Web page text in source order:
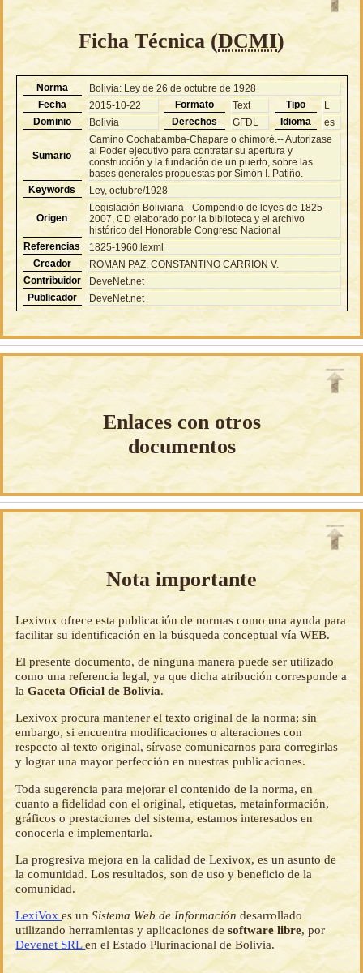
Ficha Técnica (DCMI)
Norma
Bolivia: Ley de 26 de octubre de 1928
Fecha
2015-10-22 Formato Text Tipo
L
Dominio
Bolivia Derechos GFDL Idioma es
Sumario
Camino Cochabamba-Chapare o chimoré.-- Autorizase
al Poder ejecutivo para contratar su apertura y
construcción y la fundación de un puerto, sobre las
bases generales propuestas por Simón I. Patiño.
Keywords
Ley, octubre/1928
Origen
Legislación Boliviana - Compendio de leyes de 1825-
2007, CD elaborado por la biblioteca y el archivo
histórico del Honorable Congreso Nacional
Referencias
1825-1960.lexml
Creador
ROMAN PAZ. CONSTANTINO CARRION V.
Contribuidor
DeveNet.net
Publicador
DeveNet.net
Enlaces con otros
documentos
Nota importante
Lexivox ofrece esta publicación de normas como una ayuda para
facilitar su identificación en la búsqueda conceptual vía WEB.
El presente documento, de ninguna manera puede ser utilizado
como una referencia legal, ya que dicha atribución corresponde a
laGaceta Oficial de Bolivia.
Lexivox procura mantener el texto original de la norma; sin
embargo, si encuentra modificaciones o alteraciones con
respecto al texto original, sírvase comunicarnos para corregirlas
y lograr una mayor perfección en nuestras publicaciones.
Toda sugerencia para mejorar el contenido de la norma, en
cuanto a fidelidad con el original, etiquetas, metainformación,
gráficos o prestaciones del sistema, estamos interesados en
conocerla e implementarla.
La progresiva mejora en la calidad de Lexivox, es un asunto de
la comunidad. Los resultados, son de uso y beneficio de la
comunidad.
LexiVoxes unSistema Web de Información desarrollado
utilizando herramientas y aplicaciones desoftware libre, por
Devenet SRLen el Estado Plurinacional de Bolivia.